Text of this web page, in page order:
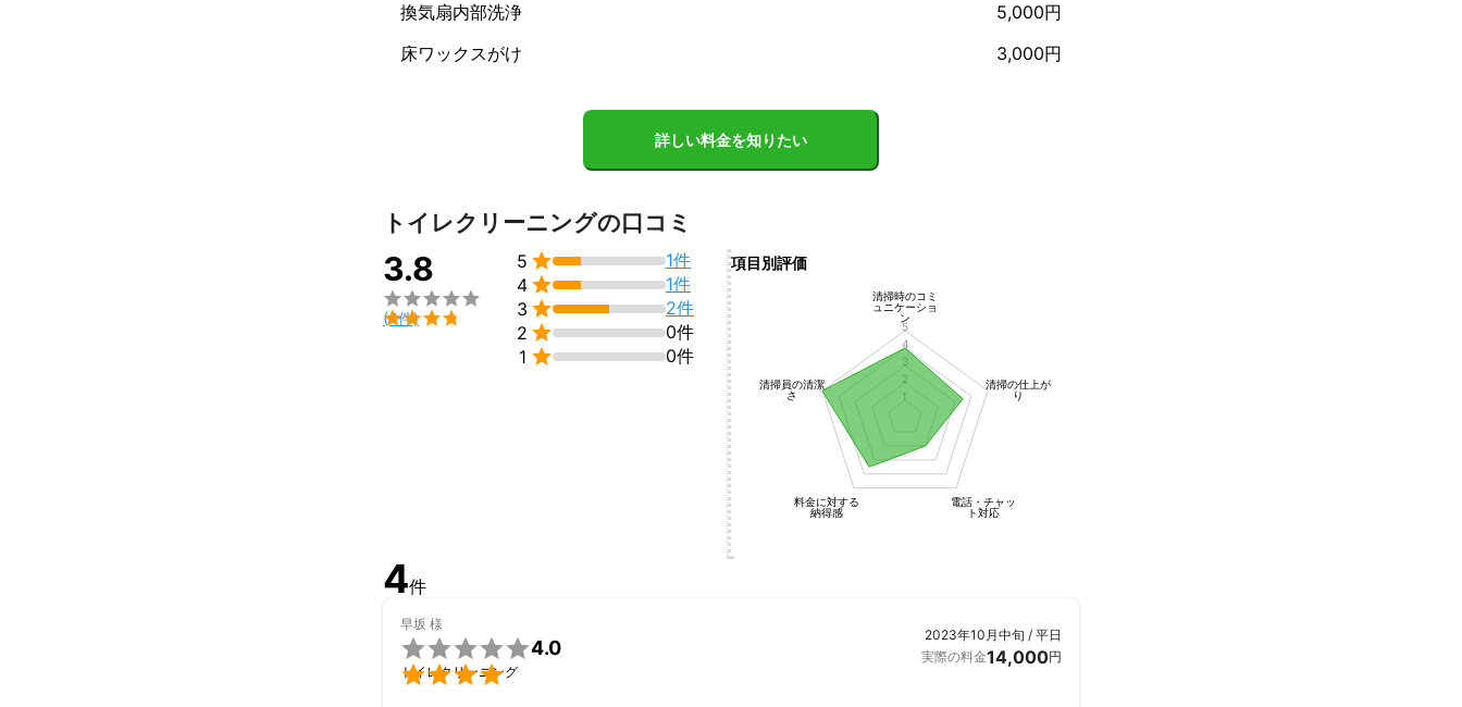
換気扇内部洗浄
5,000円
床ワックスがけ
3,000円
詳しい料金を知りたい
トイレクリーニングの口コミ
3.8


(4件)
5 
1件
4 
1件
3 
2件
2 
0件
1  0件
項目別評価
清掃時のコミ
ュニケーショ
ン
清掃の仕上が
り
電話・チャッ
ト対応
料金に対する
納得感
清掃員の清潔
さ
1
2
3
4
5
4件
早坂 様


4.0
トイレクリーニング
2023年10月中旬 / 平日
実際の料金14,000円